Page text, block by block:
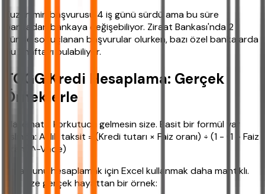
Kuzenimin başvurusu 4 iş günü sürdü ama bu süre
bankadan bankaya değişebiliyor. Ziraat Bankası'nda 2
günde sonuçlanan başvurular olurken, bazı özel bankalarda
bu 1 haftayı bulabiliyor.
TOGG Kredi Hesaplama: Gerçek
Örneklerle
Matematik korkutucu gelmesin size. Basit bir formül var
aslında: Aylık taksit = (Kredi tutarı × Faiz oranı) ÷ (1 - (1 + Faiz
oranı)^-Vade)
Ama bunu hesaplamak için Excel kullanmak daha mantıklı.
İşte size gerçek hayattan bir örnek: